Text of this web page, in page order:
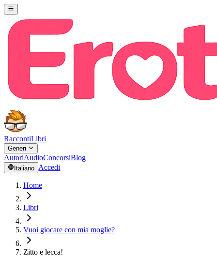
RaccontiLibri
Generi
AutoriAudioConcorsiBlog
Italiano Accedi
Home
Libri
Vuoi giocare con mia moglie?
Zitto e lecca!